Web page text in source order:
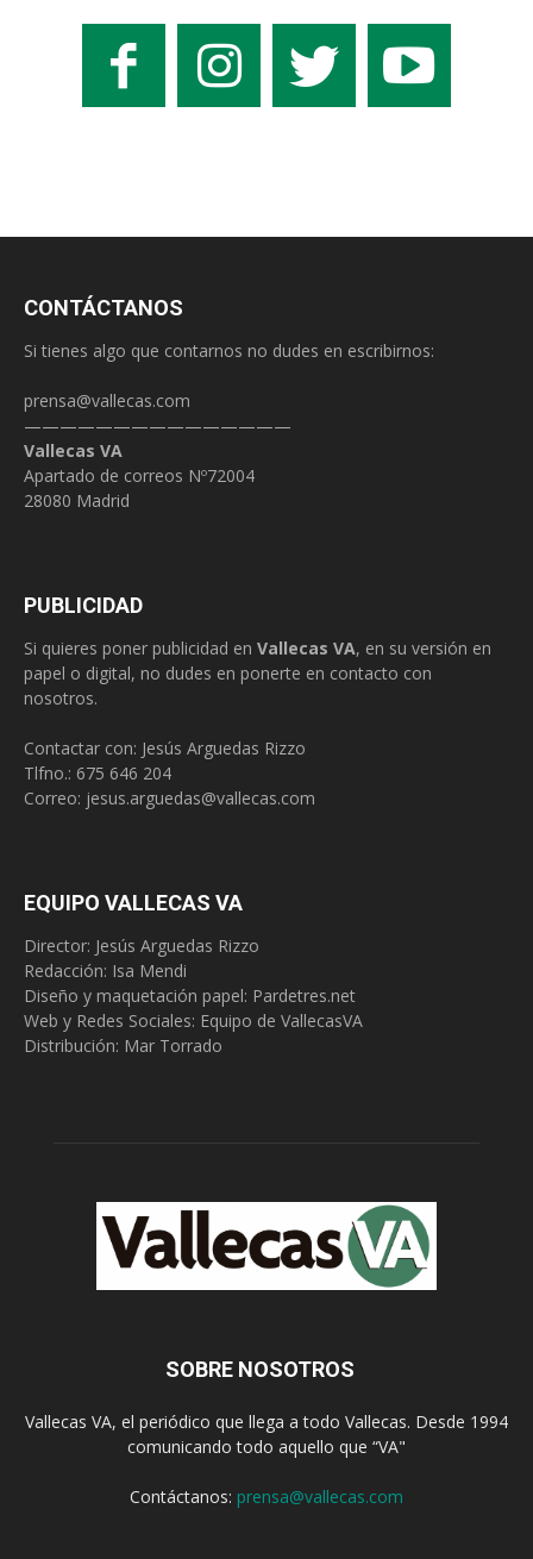
CONTÁCTANOS
Si tienes algo que contarnos no dudes en escribirnos:
prensa@vallecas.com
———————————————
Vallecas VA
Apartado de correos Nº72004
28080 Madrid
PUBLICIDAD
Si quieres poner publicidad en Vallecas VA, en su versión en
papel o digital, no dudes en ponerte en contacto con
nosotros.
Contactar con: Jesús Arguedas Rizzo
Tlfno.: 675 646 204
Correo: jesus.arguedas@vallecas.com
EQUIPO VALLECAS VA
Director: Jesús Arguedas Rizzo
Redacción: Isa Mendi
Diseño y maquetación papel: Pardetres.net
Web y Redes Sociales: Equipo de VallecasVA
Distribución: Mar Torrado
SOBRE NOSOTROS
Vallecas VA, el periódico que llega a todo Vallecas. Desde 1994
comunicando todo aquello que “VA"
Contáctanos: prensa@vallecas.com